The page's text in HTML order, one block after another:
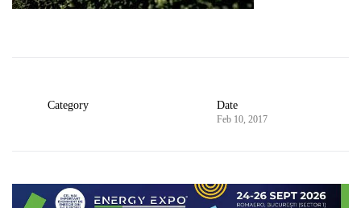
Category Date
Feb 10, 2017